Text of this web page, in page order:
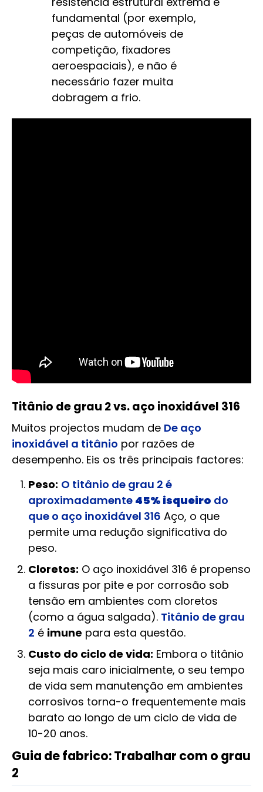
fundamental (por exemplo,
peças de automóveis de
competição, fixadores
aeroespaciais), e não é
necessário fazer muita
dobragem a frio.
Titânio de grau 2 vs. aço inoxidável 316
Muitos projectos mudam de De aço
inoxidável a titânio por razões de
desempenho. Eis os três principais factores:
Peso: O titânio de grau 2 é
aproximadamente 45% isqueiro do
que o aço inoxidável 316 Aço, o que
permite uma redução significativa do
peso.
Cloretos: O aço inoxidável 316 é propenso
a fissuras por pite e por corrosão sob
tensão em ambientes com cloretos
(como a água salgada). Titânio de grau
2 é imune para esta questão.
Custo do ciclo de vida: Embora o titânio
seja mais caro inicialmente, o seu tempo
de vida sem manutenção em ambientes
corrosivos torna-o frequentemente mais
barato ao longo de um ciclo de vida de
10-20 anos.
Guia de fabrico: Trabalhar com o grau
2